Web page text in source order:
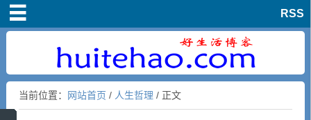
RSS
爱情文章
亲情文章
当前位置： 网站首页 / 人生哲理 / 正文